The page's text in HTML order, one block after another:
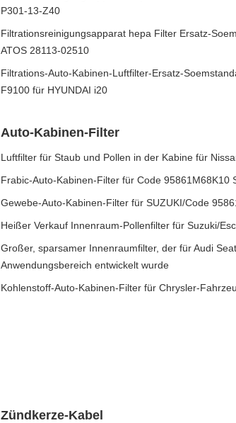
P301-13-Z40
Filtrationsreinigungsapparat hepa Filter Ersatz-
ATOS 28113-02510
Filtrations-Auto-Kabinen-Luftfilter-Ersatz-
F9100 für HYUNDAI i20
Auto-Kabinen-Filter
Luftfilter für Staub und Pollen in der Kabine für
Frabic-Auto-Kabinen-Filter für Code 95861M68K10
Gewebe-Auto-Kabinen-Filter für SUZUKI/Code
Heißer Verkauf Innenraum-Pollenfilter für Suzuki/
Großer, sparsamer Innenraumfilter, der für Audi
Anwendungsbereich entwickelt wurde
Kohlenstoff-Auto-Kabinen-Filter für Chrysler-
Zündkerze-Kabel